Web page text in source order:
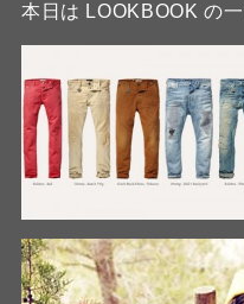
本日は LOOKBOOK の